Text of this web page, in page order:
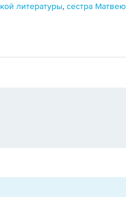
литературы,сестра Матвею